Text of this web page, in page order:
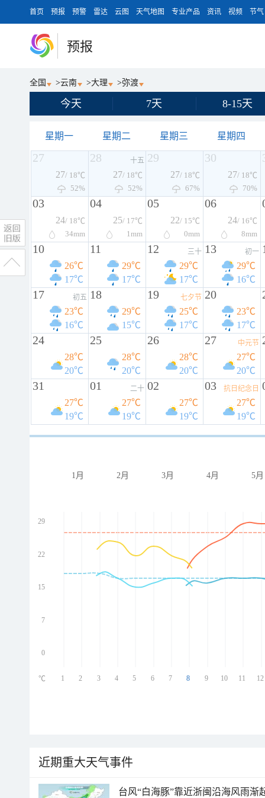
首页 预报 预警 雷达 云图 天气地图 专业产品 资讯 视频 节气
预报
全国 >云南 >大理 >弥渡
今天 7天 8-15天
星期一 星期二 星期三 星期四
27
27/ 18℃
52%
28 十五
27/ 18℃
52%
29
27/ 18℃
67%
30
27/ 18℃
70%
03
24/ 18℃
34mm
04
25/ 17℃
1mm
05
22/ 15℃
0mm
06
24/ 16℃
8mm
10
26℃
17℃
11
29℃
17℃
12 三十
29℃
17℃
13 初一
29℃
16℃
17 初五
23℃
16℃
18
29℃
15℃
19 七夕节
25℃
17℃
20
23℃
17℃
24
28℃
20℃
25
28℃
20℃
26
28℃
20℃
27 中元节
27℃
20℃
31
27℃
19℃
01 二十
27℃
19℃
02
27℃
19℃
03 抗日纪念日
27℃
19℃
1月 2月 3月 4月 5月
29
22
15
7
0
1 2 3 4 5 6 7 8 9 10 11 12
℃
近期重大天气事件
台风“白海豚”靠近浙闽沿海风雨渐